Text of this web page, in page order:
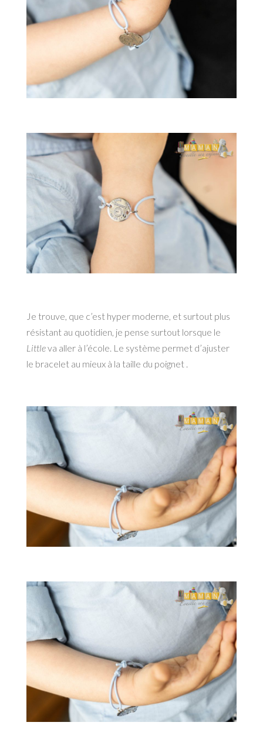
Je trouve, que c’est hyper moderne, et surtout plus
résistant au quotidien, je pense surtout lorsque le
Littleva aller à l’école. Le système permet d’ajuster
le bracelet au mieux à la taille du poignet .